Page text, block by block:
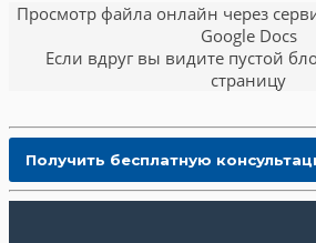
Просмотр файла онлайн через
Google Docs
Если вдруг вы видите пустой
страницу